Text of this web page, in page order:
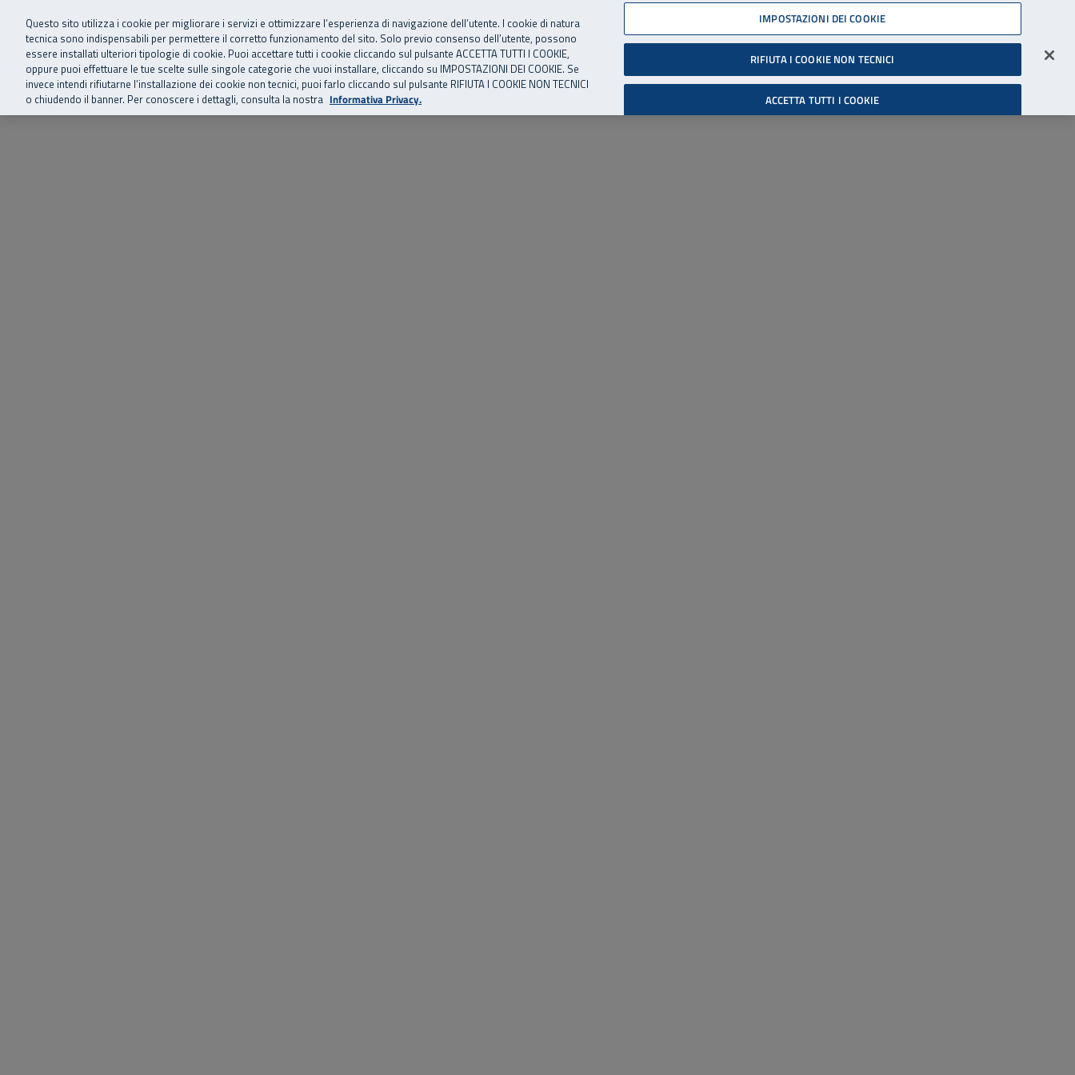
Vai al menu principale
Vai al contenuto principale
Vai al Footer 06 45539607
SuperAbile - il Contact Center Inail per il mondo della disabilità
Home Chi siamo Storie, news ed eventi Risorse utili Supporto Accessibilità
Cerca
Accedi all'area riservata
Questo sito utilizza i cookie per migliorare i servizi e ottimizzare l’esperienza di navigazione dell’utente. I cookie di natura
tecnica sono indispensabili per permettere il corretto funzionamento del sito. Solo previo consenso dell’utente, possono
essere installati ulteriori tipologie di cookie. Puoi accettare tutti i cookie cliccando sul pulsante ACCETTA TUTTI I COOKIE,
oppure puoi effettuare le tue scelte sulle singole categorie che vuoi installare, cliccando su IMPOSTAZIONI DEI COOKIE. Se
invece intendi rifiutarne l’installazione dei cookie non tecnici, puoi farlo cliccando sul pulsante RIFIUTA I COOKIE NON TECNICI
o chiudendo il banner. Per conoscere i dettagli, consulta la nostra Informativa Privacy.
IMPOSTAZIONI DEI COOKIE
RIFIUTA I COOKIE NON TECNICI
ACCETTA TUTTI I COOKIE